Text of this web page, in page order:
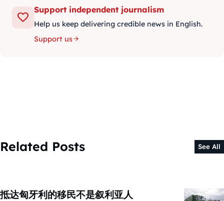
Support independent journalism
Help us keep delivering credible news in English.
Support us
Related Posts See All
抵达匈牙利的移民不是叙利亚人